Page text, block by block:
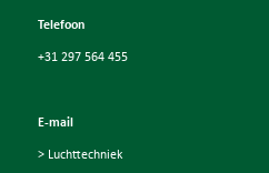
Telefoon
+31 297 564 455
E-mail
> Luchttechniek